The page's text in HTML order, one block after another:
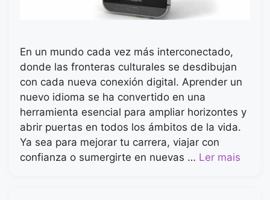
En un mundo cada vez más interconectado,
donde las fronteras culturales se desdibujan
con cada nueva conexión digital. Aprender un
nuevo idioma se ha convertido en una
herramienta esencial para ampliar horizontes y
abrir puertas en todos los ámbitos de la vida.
Ya sea para mejorar tu carrera, viajar con
confianza o sumergirte en nuevas … Ler mais